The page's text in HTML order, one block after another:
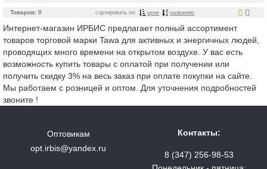
Товаров: 0 сортировать по: цене названию
Интернет-магазин ИРБИС предлагает полный ассортимент
товаров торговой марки Tawa для активных и энергичных людей,
проводящих много времени на открытом воздухе. У вас есть
возможность купить товары с оплатой при получении или
получить скидку 3% на весь заказ при оплате покупки на сайте.
Мы работаем с розницей и оптом. Для уточнения подробностей
звоните !
Оптовикам
opt.irbis@yandex.ru
Контакты:
8 (347) 256-98-53